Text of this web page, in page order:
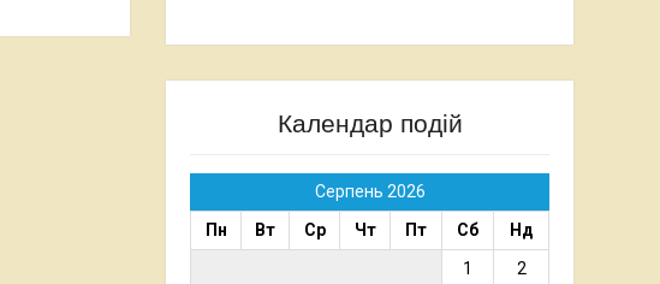
Календар подій
Серпень 2026
Пн
Вт Ср Чт Пт Сб
Нд
1
2